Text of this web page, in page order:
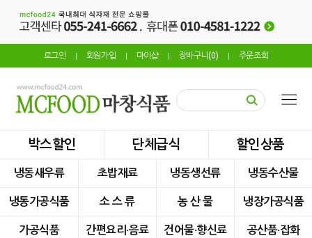
로그인 회원가입 마이샵 장바구니(0) 주문조회
박스할인 단체급식 할인상품
냉동새우류 초밥재료 냉동생선류 냉동수산물
냉동가공식품 소 스 류 농 산 물 냉장가공식품
가공식품 간편요리·음료 건어물·향신료 공산품·잡화